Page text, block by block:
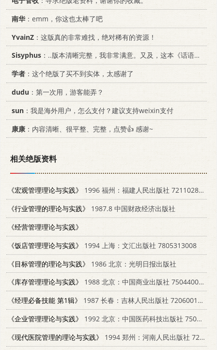
南华：emm，你这也太棒了吧
YvainZ ：这版真的非常难找，绝对稀有的资源！
Sisyphus ：..版本清晰完整，我非常满意。又及，这本《话语的真相》...
学者 ：这个绝版了买不到实体，太感谢了
dudu ：第一次用，游客能弄？
sun ：我是海外用户，怎么支付？建议支持weixin支付
康康 ：内容清晰、很平整、完整，点赞👍 感谢~
相关绝版资料
《宏观管理理论与实践》 1996 福州：福建人民出版社 721102822X
《行业管理的理论与实践》
1987.8 中国财政经济出版社
《经营管理理论与实践》
《饭店管理理论与实践》 1994 上海：文汇出版社 7805313008
《目标管理的理论与实践》
1986 北京：光明日报出版社
《库存管理理论与实践》
1988 北京：中国商业出版社 7504400637
《经理必备技能 第1辑》
1987 长春：吉林人民出版社 7206001726
《企业管理理论与实践》
1992 北京：中国医药科技出版社 7506706903
《现代医院管理的理论与实践》
1994 郑州：河南人民出版社 7215033473